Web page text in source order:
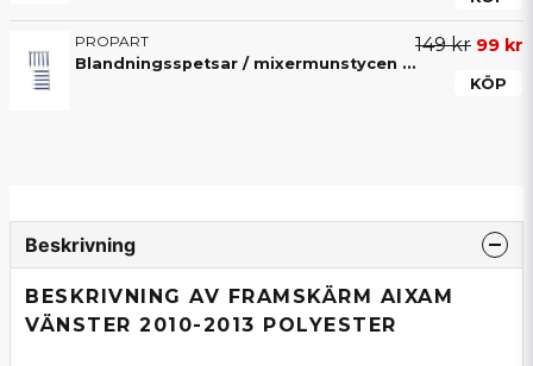
PROPART
Blandningsspetsar / mixermunstycen (10-pack) till 2-komponentslim – För exakt blandning av lim
149 kr 99 kr
KÖP
Beskrivning
BESKRIVNING AV FRAMSKÄRM AIXAM
VÄNSTER 2010-2013 POLYESTER